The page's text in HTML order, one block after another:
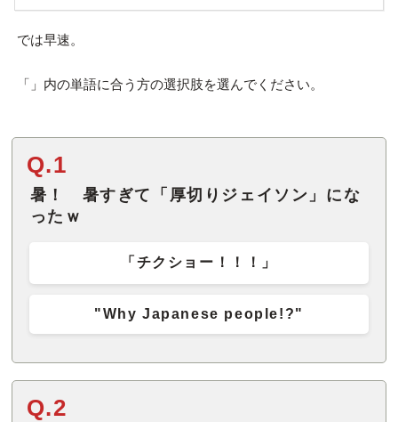
では早速。
「」内の単語に合う方の選択肢を選んでください。
Q.1
暑！ 暑すぎて「厚切りジェイソン」にな
ったｗ
「チクショー！！！」
"Why Japanese people!?"
Q.2